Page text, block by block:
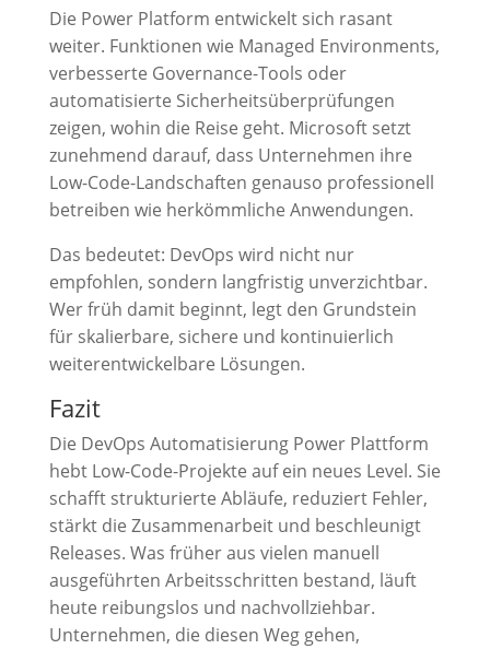
Die Power Platform entwickelt sich rasant
weiter. Funktionen wie Managed Environments,
verbesserte Governance-Tools oder
automatisierte Sicherheitsüberprüfungen
zeigen, wohin die Reise geht. Microsoft setzt
zunehmend darauf, dass Unternehmen ihre
Low-Code-Landschaften genauso professionell
betreiben wie herkömmliche Anwendungen.
Das bedeutet: DevOps wird nicht nur
empfohlen, sondern langfristig unverzichtbar.
Wer früh damit beginnt, legt den Grundstein
für skalierbare, sichere und kontinuierlich
weiterentwickelbare Lösungen.
Fazit
Die DevOps Automatisierung Power Plattform
hebt Low-Code-Projekte auf ein neues Level. Sie
schafft strukturierte Abläufe, reduziert Fehler,
stärkt die Zusammenarbeit und beschleunigt
Releases. Was früher aus vielen manuell
ausgeführten Arbeitsschritten bestand, läuft
heute reibungslos und nachvollziehbar.
Unternehmen, die diesen Weg gehen,